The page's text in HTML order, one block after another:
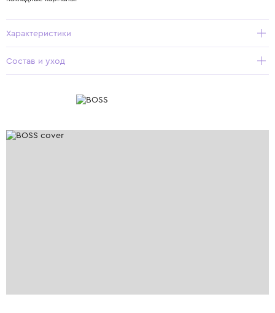
Характеристики
Состав и уход